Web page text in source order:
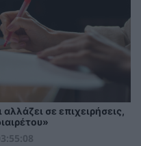
σε επιχειρήσεις,